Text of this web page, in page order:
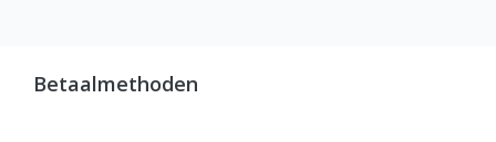
Betaalmethoden